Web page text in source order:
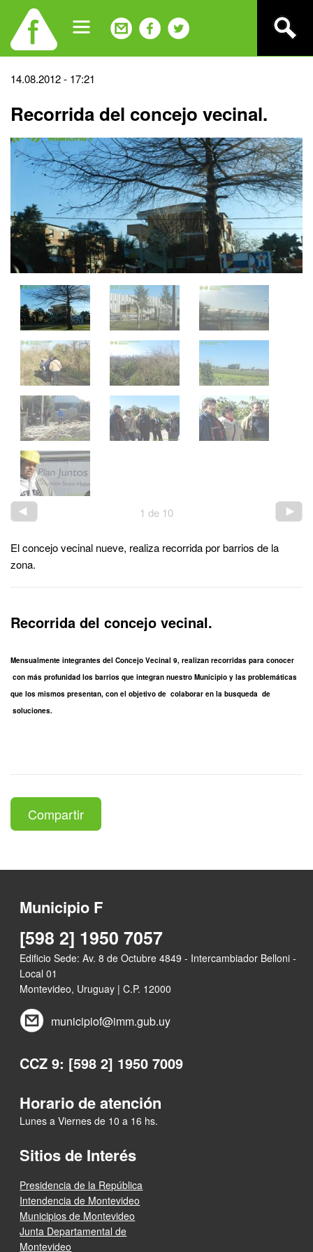
navigation
Back
top
14.08.2012 - 17:21
Recorrida del concejo vecinal.
1 de 10
El concejo vecinal nueve, realiza recorrida por barrios de la
zona.
Recorrida del concejo vecinal.
Mensualmente integrantes del Concejo Vecinal 9, realizan recorridas para conocer
con más profunidad los barrios que integran nuestro Municipio y las problemáticas
que los mismos presentan, con el objetivo de colaborar en la busqueda de
soluciones.
Compartir
Municipio F
[598 2] 1950 7057
Edificio Sede: Av. 8 de Octubre 4849 - Intercambiador Belloni -
Local 01
Montevideo, Uruguay | C.P. 12000
municipiof@imm.gub.uy
CCZ 9: [598 2] 1950 7009
Horario de atención
Lunes a Viernes de 10 a 16 hs.
Sitios de Interés
Presidencia de la República
Intendencia de Montevideo
Municipios de Montevideo
Junta Departamental de
Montevideo